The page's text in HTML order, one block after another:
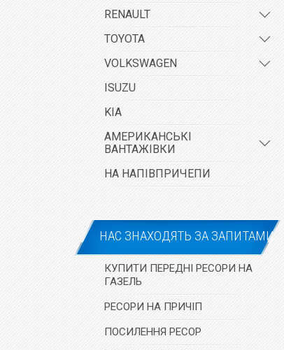
RENAULT
TOYOTA
VOLKSWAGEN
ISUZU
KIA
АМЕРИКАНСЬКІ
ВАНТАЖІВКИ
НА НАПІВПРИЧЕПИ
НАС ЗНАХОДЯТЬ ЗА ЗАПИТАМИ
КУПИТИ ПЕРЕДНІ РЕСОРИ НА
ГАЗЕЛЬ
РЕСОРИ НА ПРИЧІП
ПОСИЛЕННЯ РЕСОР